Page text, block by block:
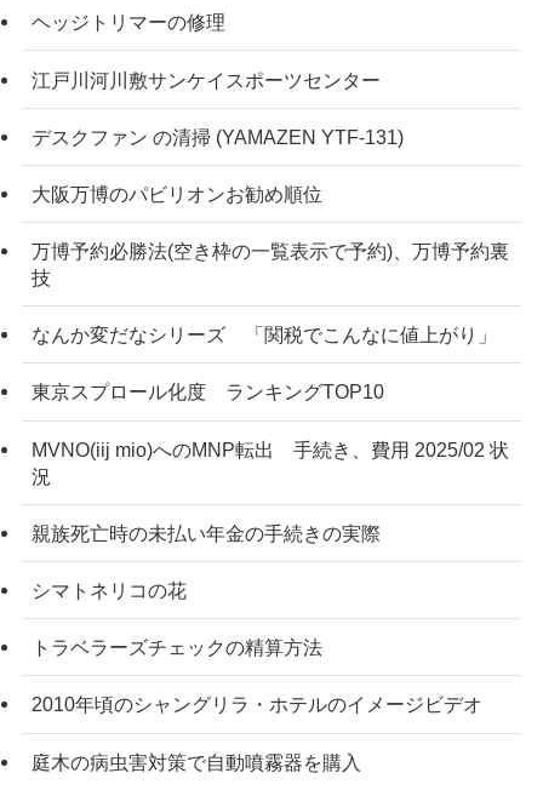
ヘッジトリマーの修理
江戸川河川敷サンケイスポーツセンター
デスクファン の清掃 (YAMAZEN YTF-131)
大阪万博のパビリオンお勧め順位
万博予約必勝法(空き枠の一覧表示で予約)、万博予約裏
技
なんか変だなシリーズ 「関税でこんなに値上がり」
東京スプロール化度 ランキングTOP10
MVNO(iij mio)へのMNP転出 手続き、費用 2025/02 状
況
親族死亡時の未払い年金の手続きの実際
シマトネリコの花
トラベラーズチェックの精算方法
2010年頃のシャングリラ・ホテルのイメージビデオ
庭木の病虫害対策で自動噴霧器を購入